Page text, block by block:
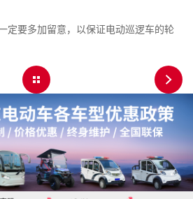
要多加留意，以保证电动巡逻车的轮